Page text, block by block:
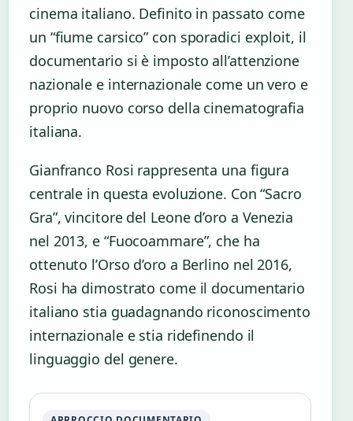
cinema italiano. Definito in passato come
un “fiume carsico” con sporadici exploit, il
documentario si è imposto all’attenzione
nazionale e internazionale come un vero e
proprio nuovo corso della cinematografia
italiana.
Gianfranco Rosi rappresenta una figura
centrale in questa evoluzione. Con “Sacro
Gra”, vincitore del Leone d’oro a Venezia
nel 2013, e “Fuocoammare”, che ha
ottenuto l’Orso d’oro a Berlino nel 2016,
Rosi ha dimostrato come il documentario
italiano stia guadagnando riconoscimento
internazionale e stia ridefinendo il
linguaggio del genere.